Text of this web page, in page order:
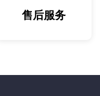
售后服务